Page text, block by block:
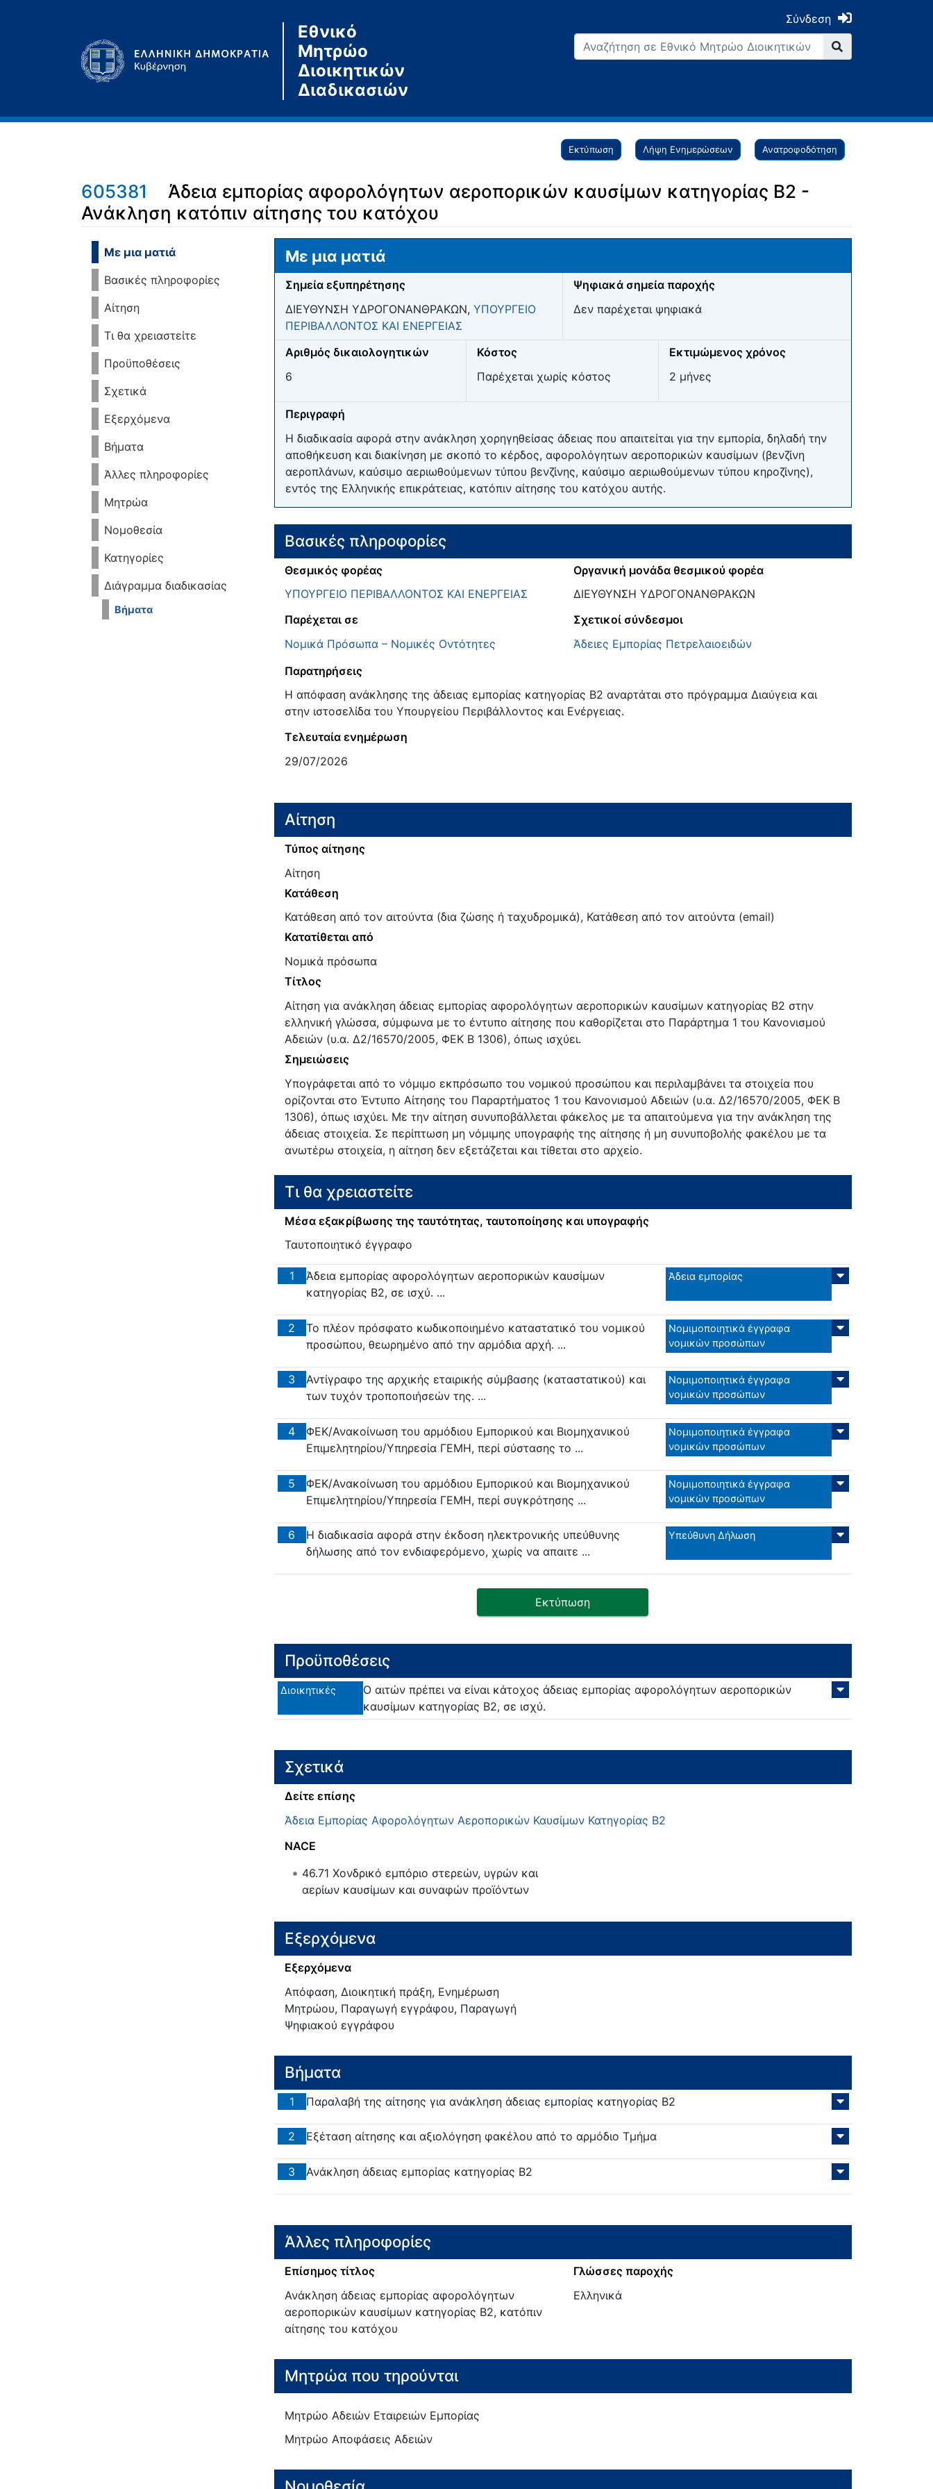
Εθνικό
Μητρώο
Διοικητικών
Διαδικασιών
Σύνδεση
Εκτύπωση Λήψη Ενημερώσεων Ανατροφοδότηση
605381
Άδεια εμπορίας αφορολόγητων αεροπορικών καυσίμων κατηγορίας Β2 -
Ανάκληση κατόπιν αίτησης του κατόχου
Μετάβαση σε: πλοήγηση
Με μια ματιά
Βασικές πληροφορίες
Αίτηση
Τι θα χρειαστείτε
Προϋποθέσεις
Σχετικά
Εξερχόμενα
Βήματα
Άλλες πληροφορίες
Μητρώα
Νομοθεσία
Κατηγορίες
Διάγραμμα διαδικασίας
Βήματα
Με μια ματιά
Σημεία εξυπηρέτησης
ΔΙΕΥΘΥΝΣΗ ΥΔΡΟΓΟΝΑΝΘΡΑΚΩΝ, ΥΠΟΥΡΓΕΙΟ
ΠΕΡΙΒΑΛΛΟΝΤΟΣ ΚΑΙ ΕΝΕΡΓΕΙΑΣ
Ψηφιακά σημεία παροχής
Δεν παρέχεται ψηφιακά
Αριθμός δικαιολογητικών
6
Κόστος
Παρέχεται χωρίς κόστος
Εκτιμώμενος χρόνος
2 μήνες
Περιγραφή
Η διαδικασία αφορά στην ανάκληση χορηγηθείσας άδειας που απαιτείται για την εμπορία, δηλαδή την
αποθήκευση και διακίνηση με σκοπό το κέρδος, αφορολόγητων αεροπορικών καυσίμων (βενζίνη
αεροπλάνων, καύσιμο αεριωθούμενων τύπου βενζίνης, καύσιμο αεριωθούμενων τύπου κηροζίνης),
εντός της Ελληνικής επικράτειας, κατόπιν αίτησης του κατόχου αυτής.
Βασικές πληροφορίες
Θεσμικός φορέας
ΥΠΟΥΡΓΕΙΟ ΠΕΡΙΒΑΛΛΟΝΤΟΣ ΚΑΙ ΕΝΕΡΓΕΙΑΣ
Οργανική μονάδα θεσμικού φορέα
ΔΙΕΥΘΥΝΣΗ ΥΔΡΟΓΟΝΑΝΘΡΑΚΩΝ
Παρέχεται σε
Νομικά Πρόσωπα – Νομικές Οντότητες
Σχετικοί σύνδεσμοι
Άδειες Εμπορίας Πετρελαιοειδών
Παρατηρήσεις
Η απόφαση ανάκλησης της άδειας εμπορίας κατηγορίας Β2 αναρτάται στο πρόγραμμα Διαύγεια και
στην ιστοσελίδα του Υπουργείου Περιβάλλοντος και Ενέργειας.
Τελευταία ενημέρωση
29/07/2026
Αίτηση
Τύπος αίτησης
Αίτηση
Κατάθεση
Κατάθεση από τον αιτούντα (δια ζώσης ή ταχυδρομικά), Κατάθεση από τον αιτούντα (email)
Κατατίθεται από
Νομικά πρόσωπα
Τίτλος
Αίτηση για ανάκληση άδειας εμπορίας αφορολόγητων αεροπορικών καυσίμων κατηγορίας Β2 στην
ελληνική γλώσσα, σύμφωνα με το έντυπο αίτησης που καθορίζεται στο Παράρτημα 1 του Κανονισμού
Αδειών (υ.α. Δ2/16570/2005, ΦΕΚ Β 1306), όπως ισχύει.
Σημειώσεις
Υπογράφεται από το νόμιμο εκπρόσωπο του νομικού προσώπου και περιλαμβάνει τα στοιχεία που
ορίζονται στο Έντυπο Αίτησης του Παραρτήματος 1 του Κανονισμού Αδειών (υ.α. Δ2/16570/2005, ΦΕΚ Β
1306), όπως ισχύει. Με την αίτηση συνυποβάλλεται φάκελος με τα απαιτούμενα για την ανάκληση της
άδειας στοιχεία. Σε περίπτωση μη νόμιμης υπογραφής της αίτησης ή μη συνυποβολής φακέλου με τα
ανωτέρω στοιχεία, η αίτηση δεν εξετάζεται και τίθεται στο αρχείο.
Τι θα χρειαστείτε
Μέσα εξακρίβωσης της ταυτότητας, ταυτοποίησης και υπογραφής
Ταυτοποιητικό έγγραφο
1
Άδεια εμπορίας αφορολόγητων αεροπορικών καυσίμων
κατηγορίας Β2, σε ισχύ. ...
Άδεια εμπορίας
2
Το πλέον πρόσφατο κωδικοποιημένο καταστατικό του νομικού
προσώπου, θεωρημένο από την αρμόδια αρχή. ...
Νομιμοποιητικά έγγραφα
νομικών προσώπων
3
Αντίγραφο της αρχικής εταιρικής σύμβασης (καταστατικού) και
των τυχόν τροποποιήσεών της. ...
Νομιμοποιητικά έγγραφα
νομικών προσώπων
4
ΦΕΚ/Ανακοίνωση του αρμόδιου Εμπορικού και Βιομηχανικού
Επιμελητηρίου/Υπηρεσία ΓΕΜΗ, περί σύστασης το ...
Νομιμοποιητικά έγγραφα
νομικών προσώπων
5
ΦΕΚ/Ανακοίνωση του αρμόδιου Εμπορικού και Βιομηχανικού
Επιμελητηρίου/Υπηρεσία ΓΕΜΗ, περί συγκρότησης ...
Νομιμοποιητικά έγγραφα
νομικών προσώπων
6
Η διαδικασία αφορά στην έκδοση ηλεκτρονικής υπεύθυνης
δήλωσης από τον ενδιαφερόμενο, χωρίς να απαιτε ...
Υπεύθυνη Δήλωση
Εκτύπωση
Προϋποθέσεις
Διοικητικές
Ο αιτών πρέπει να είναι κάτοχος άδειας εμπορίας αφορολόγητων αεροπορικών
καυσίμων κατηγορίας Β2, σε ισχύ.
Σχετικά
Δείτε επίσης
Άδεια Εμπορίας Αφορολόγητων Αεροπορικών Καυσίμων Κατηγορίας Β2
NACE
46.71 Χονδρικό εμπόριο στερεών, υγρών και
αερίων καυσίμων και συναφών προϊόντων
Εξερχόμενα
Εξερχόμενα
Απόφαση, Διοικητική πράξη, Ενημέρωση
Μητρώου, Παραγωγή εγγράφου, Παραγωγή
Ψηφιακού εγγράφου
Βήματα
1 Παραλαβή της αίτησης για ανάκληση άδειας εμπορίας κατηγορίας Β2
2 Εξέταση αίτησης και αξιολόγηση φακέλου από το αρμόδιο Τμήμα
3 Ανάκληση άδειας εμπορίας κατηγορίας Β2
Άλλες πληροφορίες
Επίσημος τίτλος
Ανάκληση άδειας εμπορίας αφορολόγητων
αεροπορικών καυσίμων κατηγορίας Β2, κατόπιν
αίτησης του κατόχου
Γλώσσες παροχής
Ελληνικά
Μητρώα που τηρούνται
Μητρώο Αδειών Εταιρειών Εμπορίας
Μητρώο Αποφάσεις Αδειών